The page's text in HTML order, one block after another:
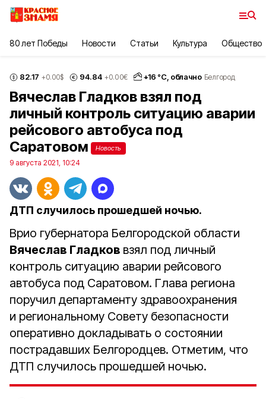
80 лет Победы Новости Статьи Культура Общество
82.17 +0.00$ 94.84 +0.00€ +16 °С, облачно Белгород
Вячеслав Гладков взял под
личный контроль ситуацию аварии
рейсового автобуса под
Саратовом
Новость
9 августа 2021, 10:24
ДТП случилось прошедшей ночью.
Врио губернатора Белгородской области
Вячеслав Гладков взял под личный
контроль ситуацию аварии рейсового
автобуса под Саратовом. Глава региона
поручил департаменту здравоохранения
и региональному Совету безопасности
оперативно докладывать о состоянии
пострадавших Белгородцев. Отметим, что
ДТП случилось прошедшей ночью.